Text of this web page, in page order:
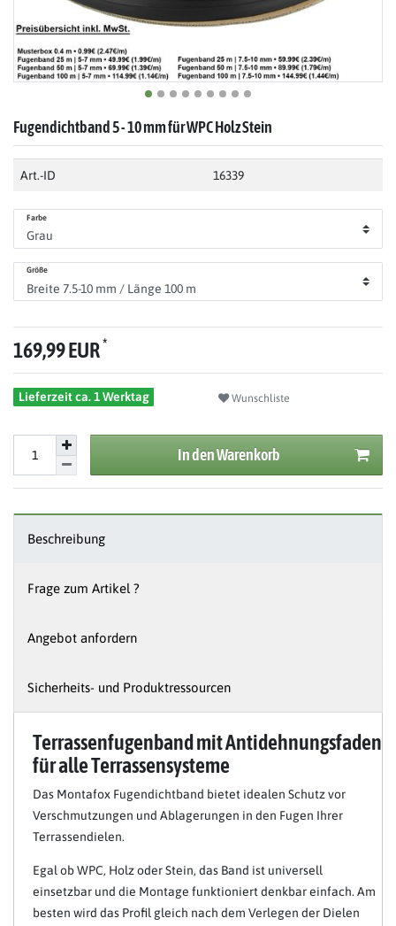
Fugendichtband 5 - 10 mm für WPC Holz Stein
Art.-ID 16339
Farbe
Größe
169,99 EUR*
Lieferzeit ca. 1 Werktag Wunschliste
In den Warenkorb
Beschreibung
Frage zum Artikel ?
Angebot anfordern
Sicherheits- und Produktressourcen
Terrassenfugenband mit Antidehnungsfaden
für alle Terrassensysteme
Das Montafox Fugendichtband bietet idealen Schutz vor
Verschmutzungen und Ablagerungen in den Fugen Ihrer
Terrassendielen.
Egal ob WPC, Holz oder Stein, das Band ist universell
einsetzbar und die Montage funktioniert denkbar einfach. Am
besten wird das Profil gleich nach dem Verlegen der Dielen